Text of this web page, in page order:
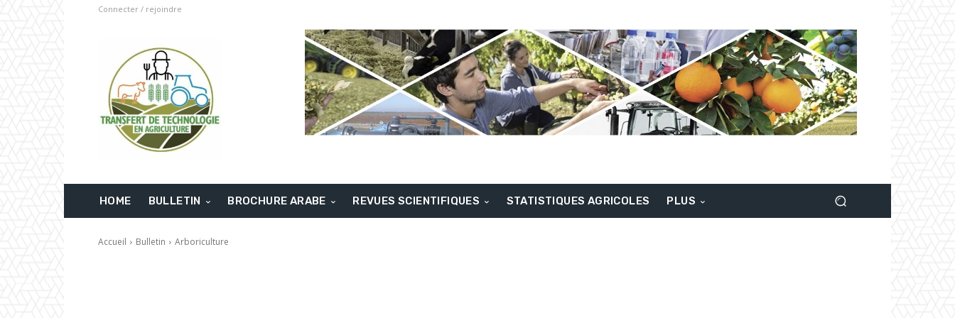
Connecter / rejoindre
HOME BULLETIN BROCHURE ARABE REVUES SCIENTIFIQUES STATISTIQUES AGRICOLES PLUS
Accueil Bulletin Arboriculture